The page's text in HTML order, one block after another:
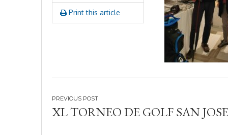
Print this article
Navegación
de
XL TORNEO DE GOLF SAN